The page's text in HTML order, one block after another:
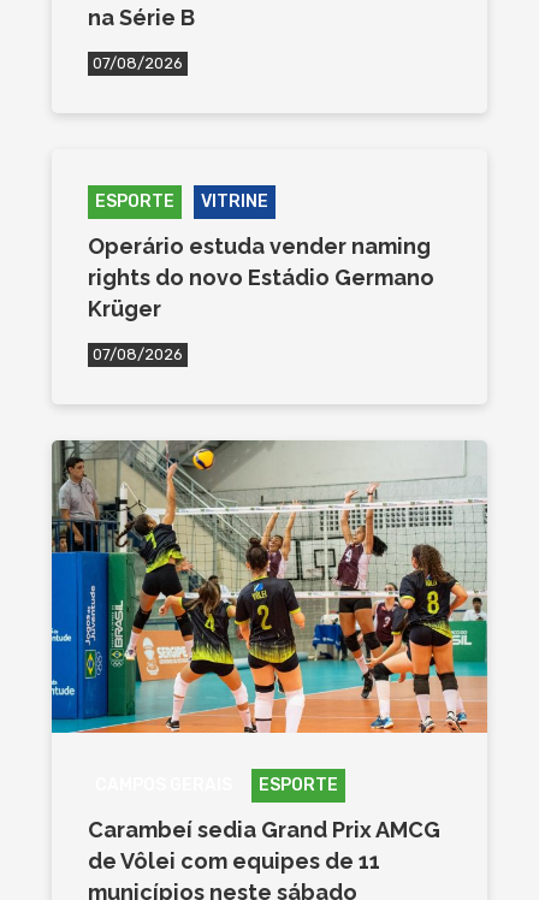
na Série B
07/08/2026
ESPORTE VITRINE
Operário estuda vender naming
rights do novo Estádio Germano
Krüger
07/08/2026
ESPORTE
Carambeí sedia Grand Prix AMCG
de Vôlei com equipes de 11
municípios neste sábado